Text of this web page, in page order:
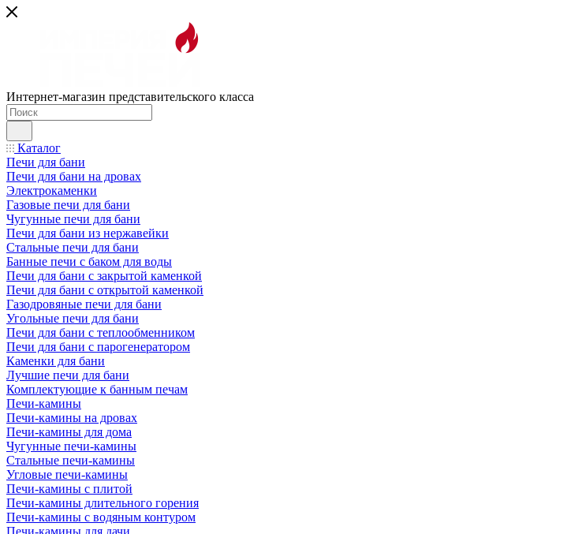
Интернет-магазин представительского класса
Каталог
Печи для бани
Печи для бани на дровах
Электрокаменки
Газовые печи для бани
Чугунные печи для бани
Печи для бани из нержавейки
Стальные печи для бани
Банные печи с баком для воды
Печи для бани с закрытой каменкой
Печи для бани с открытой каменкой
Газодровяные печи для бани
Угольные печи для бани
Печи для бани с теплообменником
Печи для бани с парогенератором
Каменки для бани
Лучшие печи для бани
Комплектующие к банным печам
Печи-камины
Печи-камины на дровах
Печи-камины для дома
Чугунные печи-камины
Стальные печи-камины
Угловые печи-камины
Печи-камины с плитой
Печи-камины длительного горения
Печи-камины с водяным контуром
Печи-камины для дачи